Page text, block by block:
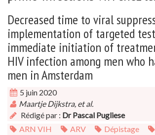
Decreased time to viral
implementation of targeted
immediate initiation of
HIV infection among men who
men in Amsterdam
5 juin 2020
Maartje Dijkstra, et al.
Rédigé par : Dr Pascal Pugliese
ARN VIH
ARV Dépistage